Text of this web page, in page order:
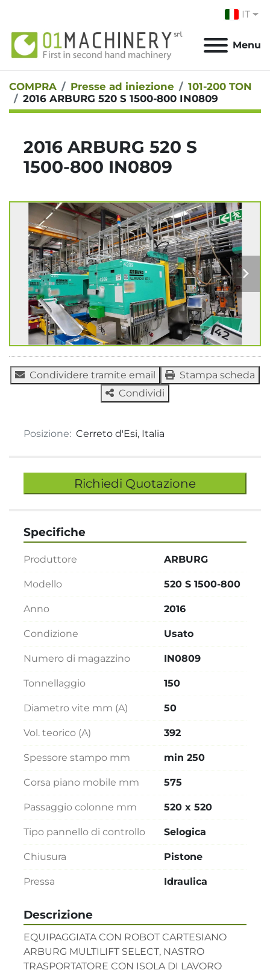
IT
Menu
COMPRA Presse ad iniezione
101-200 TON
2016 ARBURG 520 S 1500-800 IN0809
2016 ARBURG 520 S
1500-800 IN0809
Condividere tramite email
Stampa scheda
Condividi
Posizione: Cerreto d'Esi, Italia
Richiedi Quotazione
Descrizione
EQUIPAGGIATA CON ROBOT CARTESIANO
ARBURG MULTILIFT SELECT, NASTRO
TRASPORTATORE CON ISOLA DI LAVORO
Specifiche
Produttore ARBURG
Modello 520 S 1500-800
Anno 2016
Condizione Usato
Numero di magazzino IN0809
Tonnellaggio 150
Diametro vite mm (A) 50
Vol. teorico (A) 392
Spessore stampo mm min 250
Corsa piano mobile mm 575
Passaggio colonne mm 520 x 520
Tipo pannello di controllo Selogica
Chiusura Pistone
Pressa Idraulica